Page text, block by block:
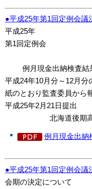
●平成25年第1回定例会議
平成25年
第1回定例会
例月現金出納検査結
平成24年10月分～12月分
紙のとおり監査委員から
平成25年2月21日提出
北海道後期
例月現金出納
●平成25年第1回定例会議
会期の決定について